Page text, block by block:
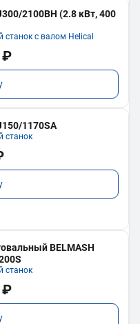
2100ВH (2.8 кВт, 400
станок с валом Helical
₽
1170SA
станок
BELMASH
станок
₽